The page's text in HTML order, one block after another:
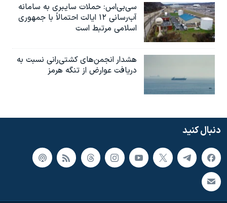
سی‌بی‌اس: حملات سایبری به سامانه
آب‌رسانی ۱۲ ایالت احتمالاً با جمهوری
اسلامی مرتبط است
هشدار انجمن‌های کشتی‌رانی نسبت به
دریافت عوارض از تنگه هرمز
دنبال کنید